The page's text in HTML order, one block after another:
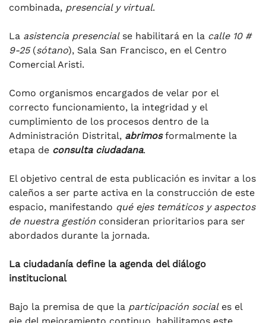
combinada, presencial y virtual.
La asistencia presencialse habilitará en la calle 10 #
9-25(sótano), Sala San Francisco, en el Centro
Comercial Aristi.
Como organismos encargados de velar por el
correcto funcionamiento, la integridad y el
cumplimiento de los procesos dentro de la
Administración Distrital, abrimosformalmente la
etapa de consulta ciudadana.
El objetivo central de esta publicación es invitar a los
caleños a ser parte activa en la construcción de este
espacio, manifestando qué ejes temáticos y aspectos
de nuestra gestión consideran prioritarios para ser
abordados durante la jornada.
La ciudadanía define la agenda del diálogo
institucional
Bajo la premisa de que la participación sociales el